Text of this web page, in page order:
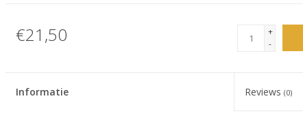
€21,50
+
-
Informatie Reviews(0)